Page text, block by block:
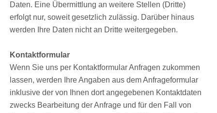
Daten. Eine Übermittlung an weitere Stellen (Dritte)
erfolgt nur, soweit gesetzlich zulässig. Darüber hinaus
werden Ihre Daten nicht an Dritte weitergegeben.
Kontaktformular
Wenn Sie uns per Kontaktformular Anfragen zukommen
lassen, werden Ihre Angaben aus dem Anfrageformular
inklusive der von Ihnen dort angegebenen Kontaktdaten
zwecks Bearbeitung der Anfrage und für den Fall von